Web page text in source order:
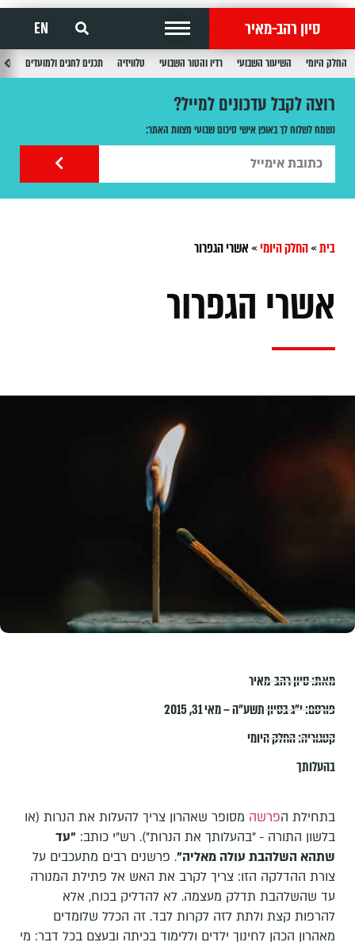
סיון רהב-מאיר EN
החלק היומי השיעור השבועי רדיו והטור השבועי טלוויזיה תכנים לחגים ולמועדים
רוצה לקבל עדכונים למייל?
נשמח לשלוח לך באופן אישי סיכום שבועי מצוות האתר:
בית»החלק היומי»אשרי הגפרור
אשרי הגפרור
מאת:סיון רהב-מאיר
פורסם:י״ג בסיון תשע״ה – מאי 31, 2015
קטגוריה:החלק היומי
בהעלותך
בתחילת הפרשה מסופר שאהרון צריך להעלות את הנרות (או
בלשון התורה - "בהעלותך את הנרות"). רש"י כותב: "עד
שתהא השלהבת עולה מאליה". פרשנים רבים מתעכבים על
צורת ההדלקה הזו: צריך לקרב את האש אל פתילת המנורה
עד שהשלהבת תדלק מעצמה. לא להדליק בכוח, אלא
להרפות קצת ולתת לזה לקרות לבד. זה הכלל שלומדים
מאהרון הכהן לחינוך ילדים וללימוד בכיתה ובעצם בכל דבר: מי